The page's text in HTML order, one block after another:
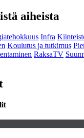
aiheista
Infra
Koulutus ja tutkimus
RaksaTV